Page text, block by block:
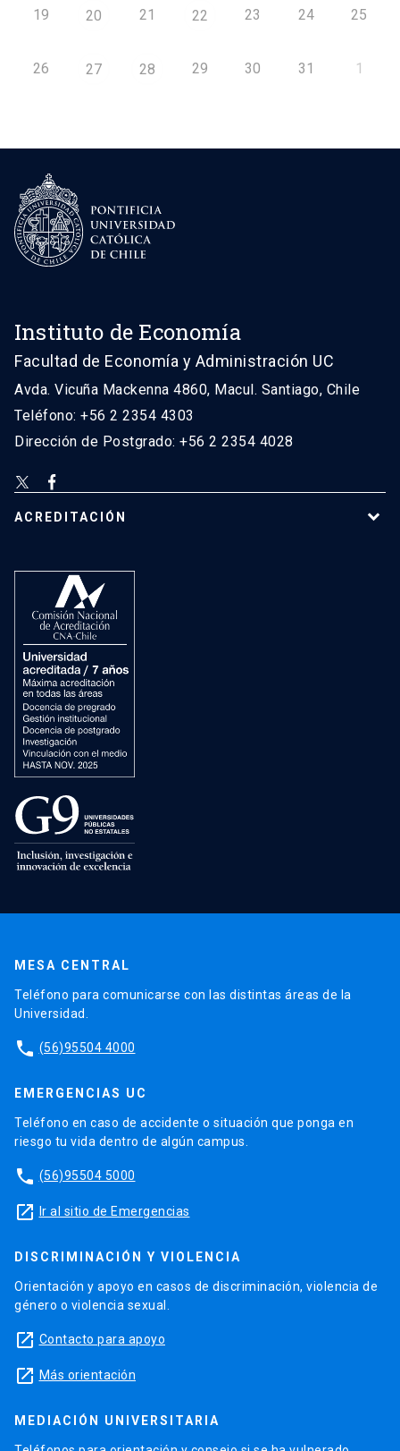
19 20 21 22 23 24 25
26 27 28 29 30 31 1
Instituto de Economía
Facultad de Economía y Administración UC
Avda. Vicuña Mackenna 4860, Macul. Santiago, Chile
Teléfono: +56 2 2354 4303
Dirección de Postgrado: +56 2 2354 4028
ACREDITACIÓN
MESA CENTRAL
Teléfono para comunicarse con las distintas áreas de la
Universidad.
phone (56)95504 4000
EMERGENCIAS UC
Teléfono en caso de accidente o situación que ponga en
riesgo tu vida dentro de algún campus.
phone (56)95504 5000
launch Ir al sitio de Emergencias
DISCRIMINACIÓN Y VIOLENCIA
Orientación y apoyo en casos de discriminación, violencia de
género o violencia sexual.
launch Contacto para apoyo
launch Más orientación
MEDIACIÓN UNIVERSITARIA